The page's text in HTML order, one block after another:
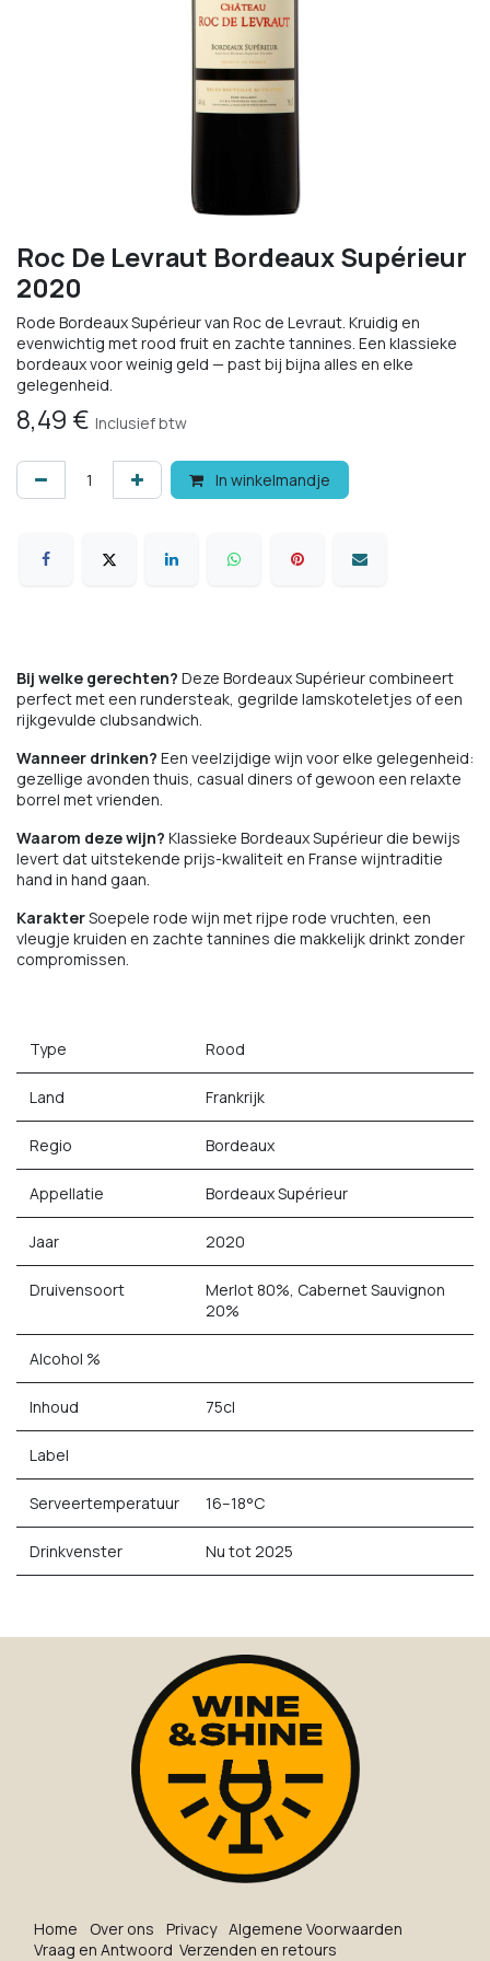
Roc De Levraut Bordeaux Supérieur
2020
Rode Bordeaux Supérieur van Roc de Levraut. Kruidig en
evenwichtig met rood fruit en zachte tannines. Een klassieke
bordeaux voor weinig geld — past bij bijna alles en elke
gelegenheid.
8,49 € Inclusief btw
In winkelmandje
Bij welke gerechten? Deze Bordeaux Supérieur combineert
perfect met een rundersteak, gegrilde lamskoteletjes of een
rijkgevulde clubsandwich.
Wanneer drinken? Een veelzijdige wijn voor elke gelegenheid:
gezellige avonden thuis, casual diners of gewoon een relaxte
borrel met vrienden.
Waarom deze wijn? Klassieke Bordeaux Supérieur die bewijs
levert dat uitstekende prijs-kwaliteit en Franse wijntraditie
hand in hand gaan.
KarakterSoepele rode wijn met rijpe rode vruchten, een
vleugje kruiden en zachte tannines die makkelijk drinkt zonder
compromissen.
Type Rood
Land Frankrijk
Regio Bordeaux
Appellatie Bordeaux Supérieur
Jaar 2020
Druivensoort
Merlot 80%, Cabernet Sauvignon
20%
Alcohol %
Inhoud 75cl
Label
Serveertemperatuur 16–18°C
Drinkvenster Nu tot 2025
Ho​me O​ve​r on​s Privacy Algemene Voorwaarden
Vraag en Antwoord Verzenden en retours